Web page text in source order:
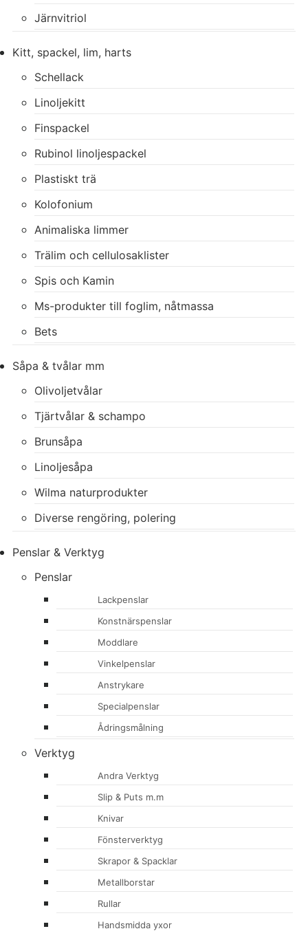
Järnvitriol
Kitt, spackel, lim, harts
Schellack
Linoljekitt
Finspackel
Rubinol linoljespackel
Plastiskt trä
Kolofonium
Animaliska limmer
Trälim och cellulosaklister
Spis och Kamin
Ms-produkter till foglim, nåtmassa
Bets
Såpa & tvålar mm
Olivoljetvålar
Tjärtvålar & schampo
Brunsåpa
Linoljesåpa
Wilma naturprodukter
Diverse rengöring, polering
Penslar & Verktyg
Penslar
Lackpenslar
Konstnärspenslar
Moddlare
Vinkelpenslar
Anstrykare
Specialpenslar
Ådringsmålning
Verktyg
Andra Verktyg
Slip & Puts m.m
Knivar
Fönsterverktyg
Skrapor & Spacklar
Metallborstar
Rullar
Handsmidda yxor